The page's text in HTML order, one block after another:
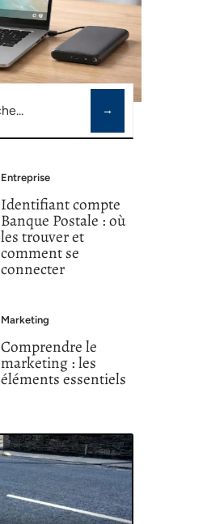
Entreprise
Identifiant compte
Banque Postale : où
les trouver et
comment se
connecter
Marketing
Comprendre le
marketing : les
éléments essentiels